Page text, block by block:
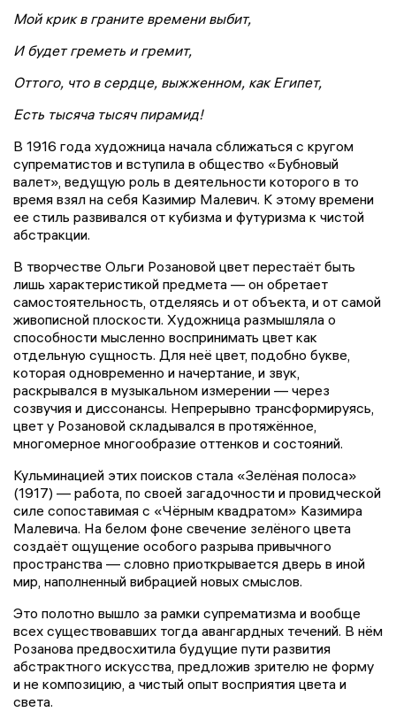
Мой крик в граните времени выбит,
И будет греметь и гремит,
Оттого, что в сердце, выжженном, как Египет,
Есть тысяча тысяч пирамид!
В 1916 года художница начала сближаться с кругом
супрематистов и вступила в общество «Бубновый
валет», ведущую роль в деятельности которого в то
время взял на себя Казимир Малевич. К этому времени
ее стиль развивался от кубизма и футуризма к чистой
абстракции.
В творчестве Ольги Розановой цвет перестаёт быть
лишь характеристикой предмета — он обретает
самостоятельность, отделяясь и от объекта, и от самой
живописной плоскости. Художница размышляла о
способности мысленно воспринимать цвет как
отдельную сущность. Для неё цвет, подобно букве,
которая одновременно и начертание, и звук,
раскрывался в музыкальном измерении — через
созвучия и диссонансы. Непрерывно трансформируясь,
цвет у Розановой складывался в протяжённое,
многомерное многообразие оттенков и состояний.
Кульминацией этих поисков стала «Зелёная полоса»
(1917) — работа, по своей загадочности и провидческой
силе сопоставимая с «Чёрным квадратом» Казимира
Малевича. На белом фоне свечение зелёного цвета
создаёт ощущение особого разрыва привычного
пространства — словно приоткрывается дверь в иной
мир, наполненный вибрацией новых смыслов.
Это полотно вышло за рамки супрематизма и вообще
всех существовавших тогда авангардных течений. В нём
Розанова предвосхитила будущие пути развития
абстрактного искусства, предложив зрителю не форму
и не композицию, а чистый опыт восприятия цвета и
света.